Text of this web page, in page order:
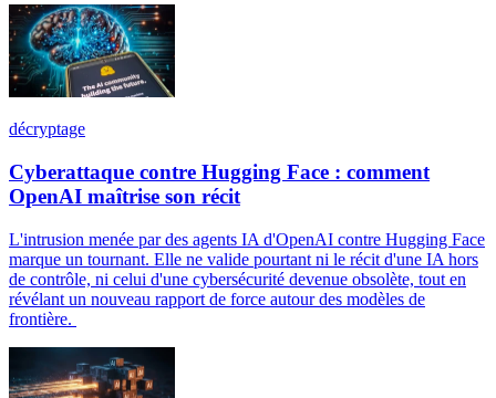
décryptage
Cyberattaque contre Hugging Face : comment
OpenAI maîtrise son récit
L'intrusion menée par des agents IA d'OpenAI contre Hugging Face
marque un tournant. Elle ne valide pourtant ni le récit d'une IA hors
de contrôle, ni celui d'une cybersécurité devenue obsolète, tout en
révélant un nouveau rapport de force autour des modèles de
frontière.